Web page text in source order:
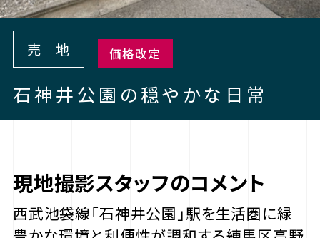
売 地 価格改定
石神井公園の穏やかな日常
現地撮影スタッフのコメント
西武池袋線「石神井公園」駅を生活圏に緑